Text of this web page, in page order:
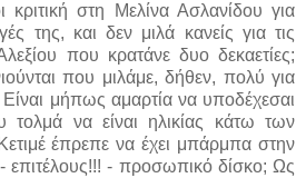
κριτική στη Μελίνα Ασλανίδου για
της, και δεν μιλά κανείς για τις
που κρατάνε δυο δεκαετίες;
που μιλάμε, δήθεν, πολύ για
μήπως αμαρτία να υποδέχεσαι
να είναι ηλικίας κάτω των
έπρεπε να έχει μπάρμπα στην
επιτέλους!!! - προσωπικό δίσκο; Ως